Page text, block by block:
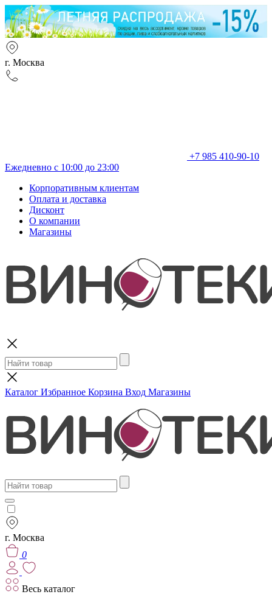
г. Москва
+7 985 410-90-10
Ежедневно с 10:00 до 23:00
Корпоративным клиентам
Оплата и доставка
Дисконт
О компании
Магазины
Каталог Избранное Корзина Вход Магазины
г. Москва
0
Весь каталог